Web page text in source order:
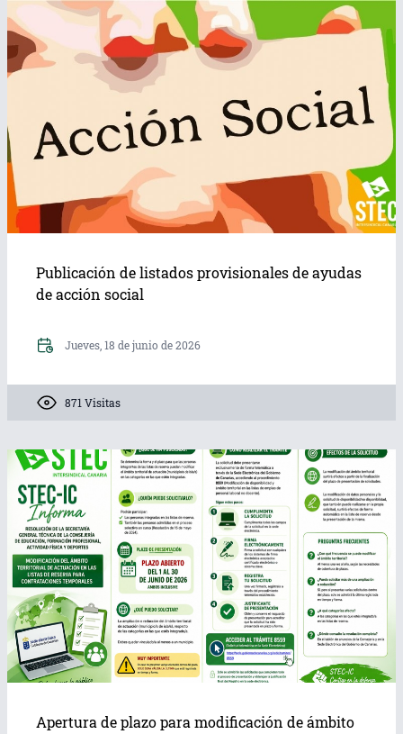
Publicación de listados provisionales de ayudas
de acción social
Jueves, 18 de junio de 2026
871 Visitas
Apertura de plazo para modificación de ámbito